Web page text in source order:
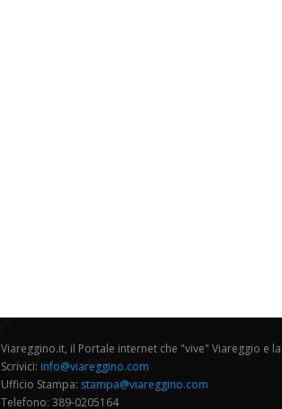
Viareggino.it, il Portale internet che "vive" Viareggio e
Scrivici: info@viareggino.com
Ufficio Stampa: stampa@viareggino.com
Telefono: 389-0205164